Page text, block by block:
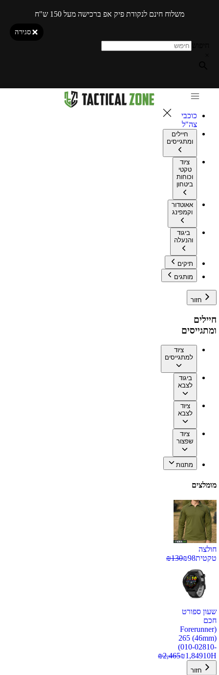
משלוח חינם לנקודת פיק אפ ברכישה מעל 150 ש"ח
סגירה
כוכבי
צה"ל
חיילים
ומתגייסים
ציוד
טקטי
וכוחות
ביטחון
אאוטדור
וקמפינג
ביגוד
והנעלה
תיקים
מותגים
חזור
חיילים
ומתגייסים
ציוד
למתגייסים
ביגוד
לצבא
ציוד
לצבא
ציוד
שפצור
מתנות
מומלצים
חולצה
טקטית
₪98
₪130
שעון ספורט
חכם
(Forerunner
265 (46mm)
(010-02810-
10H
₪1,849
₪2,465
חזור